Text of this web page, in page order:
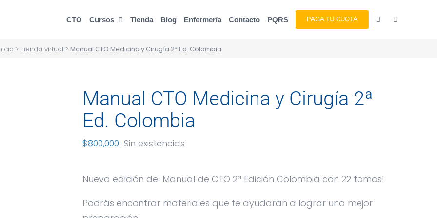
CTO Cursos Tienda Blog Enfermería Contacto PQRS PAGA TU CUOTA
> Tienda virtual > Manual CTO Medicina y Cirugía 2ª Ed. Colombia
Manual CTO Medicina y Cirugía 2ª
Ed. Colombia
$800,000 Sin existencias
Nueva edición del Manual de CTO 2ª Edición Colombia con 22 tomos!
Podrás encontrar materiales que te ayudarán a lograr una mejor